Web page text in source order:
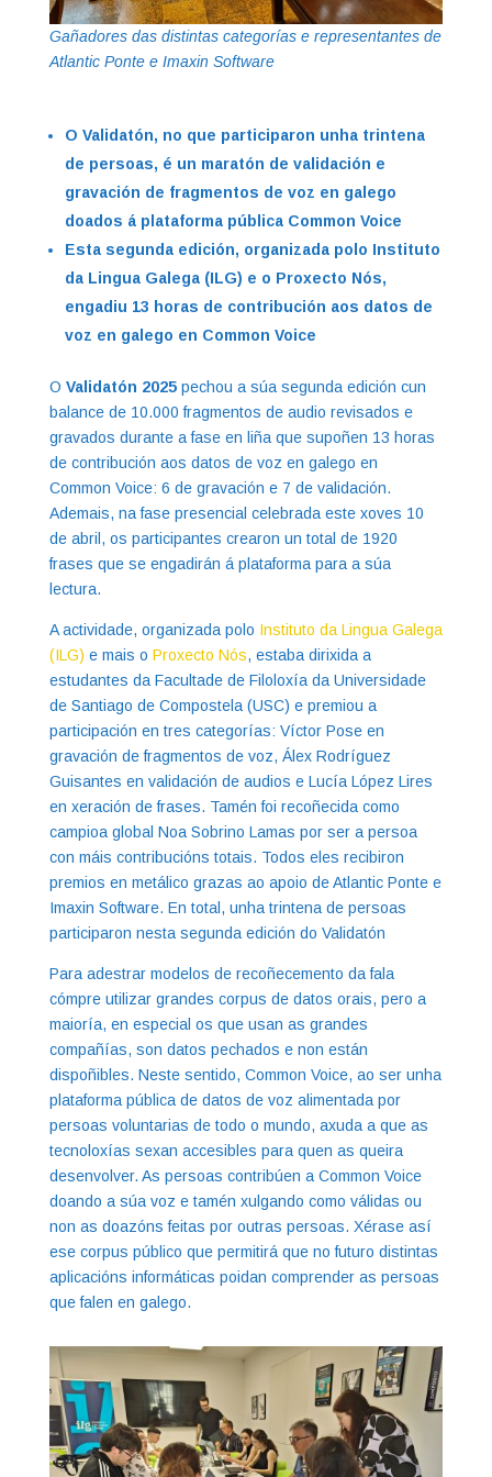
Gañadores das distintas categorías e representantes de
Atlantic Ponte e Imaxin Software
O Validatón, no que participaron unha trintena
de persoas, é un maratón de validación e
gravación de fragmentos de voz en galego
doados á plataforma pública Common Voice
Esta segunda edición, organizada polo Instituto
da Lingua Galega (ILG) e o Proxecto Nós,
engadiu 13 horas de contribución aos datos de
voz en galego en Common Voice
O Validatón 2025pechou a súa segunda edición cun
balance de 10.000 fragmentos de audio revisados e
gravados durante a fase en liña que supoñen 13 horas
de contribución aos datos de voz en galego en
Common Voice: 6 de gravación e 7 de validación.
Ademais, na fase presencial celebrada este xoves 10
de abril, os participantes crearon un total de 1920
frases que se engadirán á plataforma para a súa
lectura.
A actividade, organizada polo Instituto da Lingua Galega
(ILG) e mais o Proxecto Nós, estaba dirixida a
estudantes da Facultade de Filoloxía da Universidade
de Santiago de Compostela (USC) e premiou a
participación en tres categorías: Víctor Pose en
gravación de fragmentos de voz, Álex Rodríguez
Guisantes en validación de audios e Lucía López Lires
en xeración de frases. Tamén foi recoñecida como
campioa global Noa Sobrino Lamas por ser a persoa
con máis contribucións totais. Todos eles recibiron
premios en metálico grazas ao apoio de Atlantic Ponte e
Imaxin Software. En total, unha trintena de persoas
participaron nesta segunda edición do Validatón
Para adestrar modelos de recoñecemento da fala
cómpre utilizar grandes corpus de datos orais, pero a
maioría, en especial os que usan as grandes
compañías, son datos pechados e non están
dispoñibles. Neste sentido, Common Voice, ao ser unha
plataforma pública de datos de voz alimentada por
persoas voluntarias de todo o mundo, axuda a que as
tecnoloxías sexan accesibles para quen as queira
desenvolver. As persoas contribúen a Common Voice
doando a súa voz e tamén xulgando como válidas ou
non as doazóns feitas por outras persoas. Xérase así
ese corpus público que permitirá que no futuro distintas
aplicacións informáticas poidan comprender as persoas
que falen en galego.